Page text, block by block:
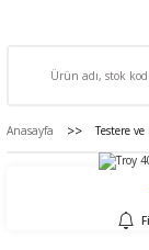
Anasayfa Testere